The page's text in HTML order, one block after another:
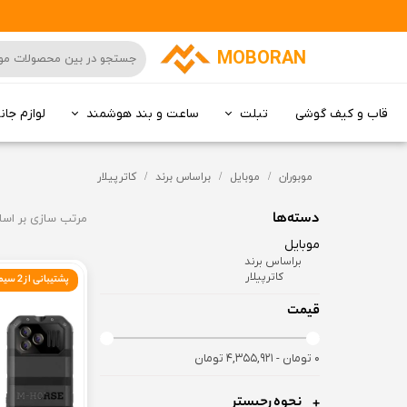
MOBORAN
قاب و کیف گوشی تبلت ساعت و بند هوشمند لوازم
موبوران موبایل براساس برند کاترپیلار
دسته‌ها
موبایل
براساس برند
کاترپیلار
قیمت
۰ تومان - ۴,۳۵۵,۹۲۱ تومان
مرتب سازی بر
پشتیبانی از 2 سیمکارت+ کارت حافظه